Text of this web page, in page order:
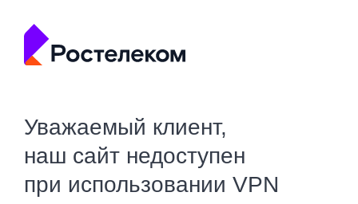
Уважаемый клиент,
наш сайт недоступен
при использовании VPN